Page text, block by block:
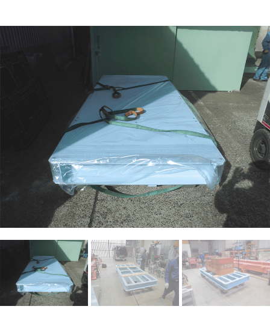
044-211-0331
平日9:00〜17:00
お見積もり
無料相談 事例集請求